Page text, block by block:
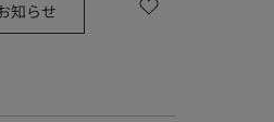
知らせ